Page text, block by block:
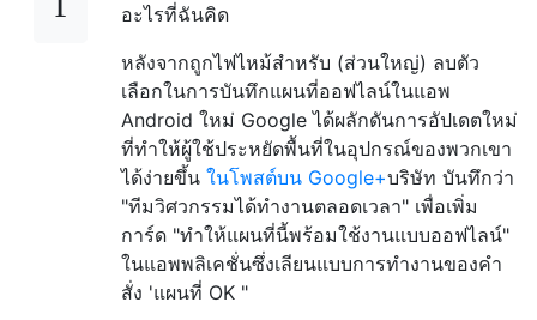
อะไรที่ฉันคิด
หลังจากถูกไฟไหม้สำหรับ (ส่วนใหญ่) ลบตัว
เลือกในการบันทึกแผนที่ออฟไลน์ในแอพ
Android ใหม่ Google ได้ผลักดันการอัปเดตใหม่
ที่ทำให้ผู้ใช้ประหยัดพื้นที่ในอุปกรณ์ของพวกเขา
ได้ง่ายขึ้น ในโพสต์บน Google+บริษัท บันทึกว่า
"ทีมวิศวกรรมได้ทำงานตลอดเวลา" เพื่อเพิ่ม
การ์ด "ทำให้แผนที่นี้พร้อมใช้งานแบบออฟไลน์"
ในแอพพลิเคชั่นซึ่งเลียนแบบการทำงานของคำ
สั่ง 'แผนที่ OK "